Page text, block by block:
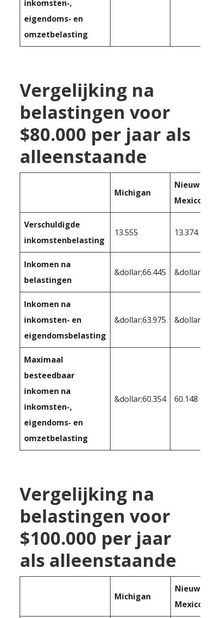
inkomsten-,
eigendoms- en
omzetbelasting
Vergelijking na
belastingen voor
$80.000 per jaar als
alleenstaande
Michigan
Nieuw-
Mexico
Verschuldigde
inkomstenbelasting
13.555 13.374
Inkomen na
belastingen
&dollar;66.445
Inkomen na
inkomsten- en
eigendomsbelasting
&dollar;63.975
Maximaal
besteedbaar
inkomen na
inkomsten-,
eigendoms- en
omzetbelasting
&dollar;60.354 60.148
Vergelijking na
belastingen voor
$100.000 per jaar
als alleenstaande
Michigan
Nieuw-
Mexico